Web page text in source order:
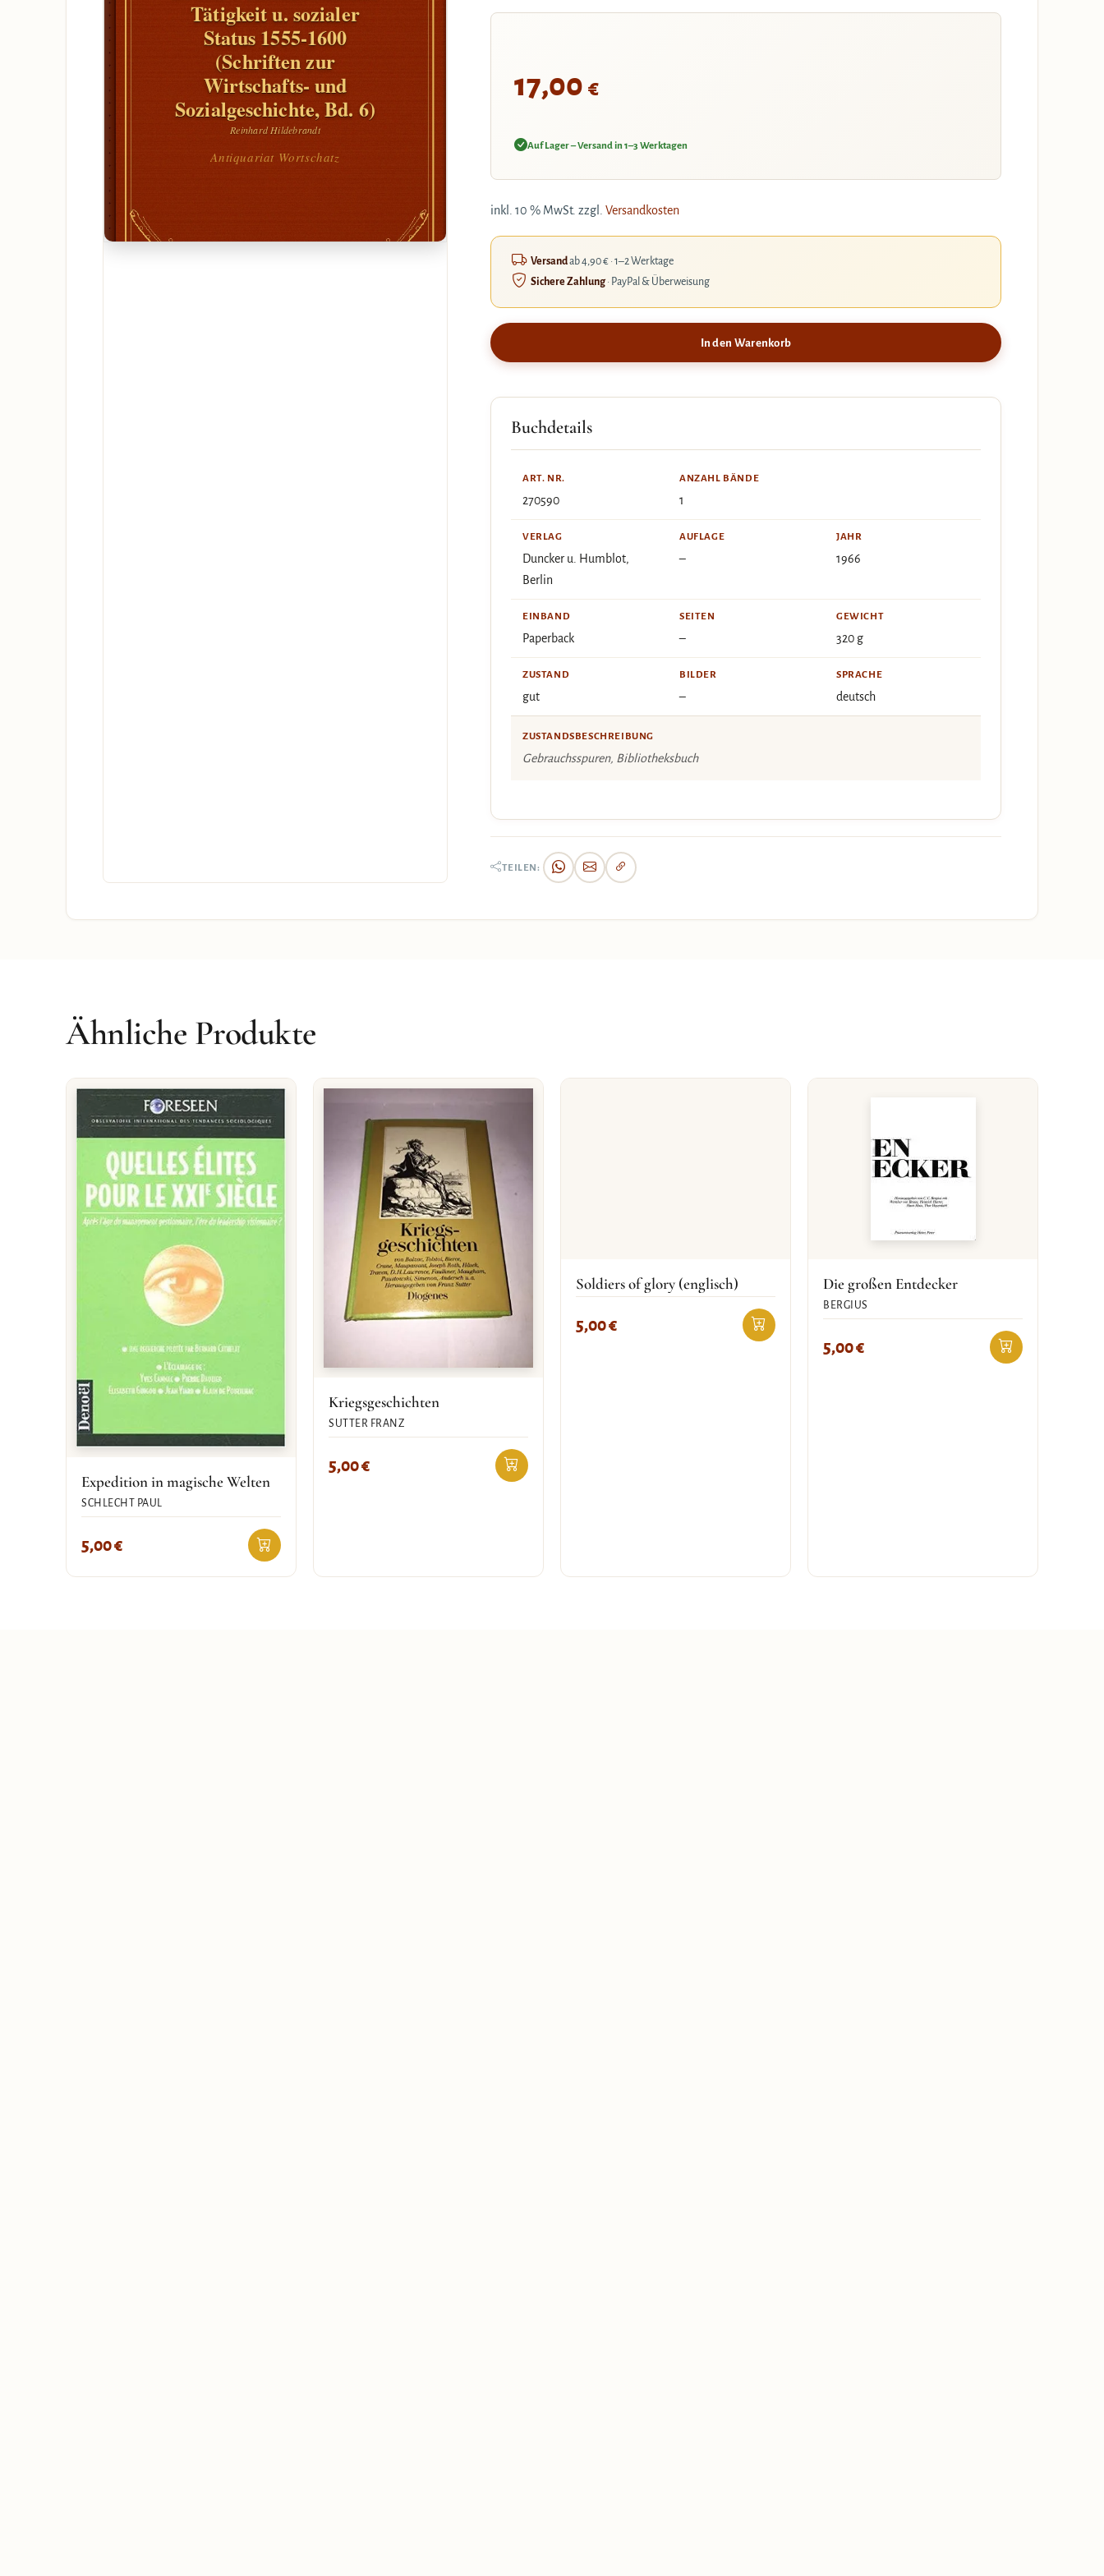
Tätigkeit u. sozialer
Status 1555-1600
(Schriften zur
Wirtschafts- und
Sozialgeschichte, Bd. 6)
Reinhard Hildebrandt
Antiquariat Wortschatz
17,00 €
Auf Lager – Versand in 1–3 Werktagen
inkl. 10 % MwSt. zzgl. Versandkosten
Versandab 4,90 € · 1–2 Werktage
Sichere Zahlung· PayPal & Überweisung
In den Warenkorb
Buchdetails
ART. NR.
270590
ANZAHL BÄNDE
1
VERLAG
Duncker u. Humblot,
Berlin
AUFLAGE
–
JAHR
1966
EINBAND
Paperback
SEITEN
–
GEWICHT
320 g
ZUSTAND
gut
BILDER
–
SPRACHE
deutsch
ZUSTANDSBESCHREIBUNG
Gebrauchsspuren, Bibliotheksbuch
TEILEN:
Ähnliche Produkte
Expedition in magische Welten
SCHLECHT PAUL
5,00€
Kriegsgeschichten
SUTTER FRANZ
5,00€
Soldiers of glory (englisch)
5,00€
Die großen Entdecker
BERGIUS
5,00€